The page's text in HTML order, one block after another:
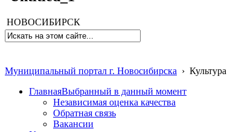
НОВОСИБИРСК
Муниципальный портал г. Новосибирска › Культура
ГлавнаяВыбранный в данный момент
Независимая оценка качества
Обратная связь
Вакансии